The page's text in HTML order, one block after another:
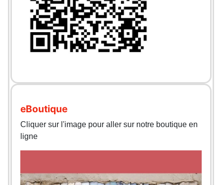
eBoutique
Cliquer sur l'image pour aller sur notre boutique en
ligne